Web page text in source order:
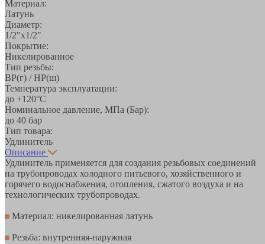
Материал:
Латунь
Диаметр:
1/2"x1/2"
Покрытие:
Никелированное
Тип резьбы:
ВР(г) / НР(ш)
Температура эксплуатации:
до +120°С
Номинальное давление, МПа (Бар):
до 40 бар
Тип товара:
Удлинитель
Описание
Удлинитель применяется для создания резьбовых соединений
на трубопроводах холодного питьевого, хозяйственного и
горячего водоснабжения, отопления, сжатого воздуха и на
технологических трубопроводах.
Материал: никелированная латунь
Резьба: внутренняя-наружная